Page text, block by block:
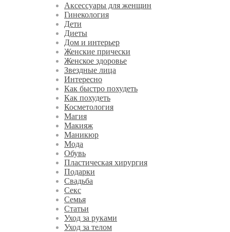
Аксессуары для женщин
Гинекология
Дети
Диеты
Дом и интерьер
Женские прически
Женское здоровье
Звездные лица
Интересно
Как быстро похудеть
Как похудеть
Косметология
Магия
Макияж
Маникюр
Мода
Обувь
Пластическая хирургия
Подарки
Свадьба
Секс
Семья
Статьи
Уход за руками
Уход за телом